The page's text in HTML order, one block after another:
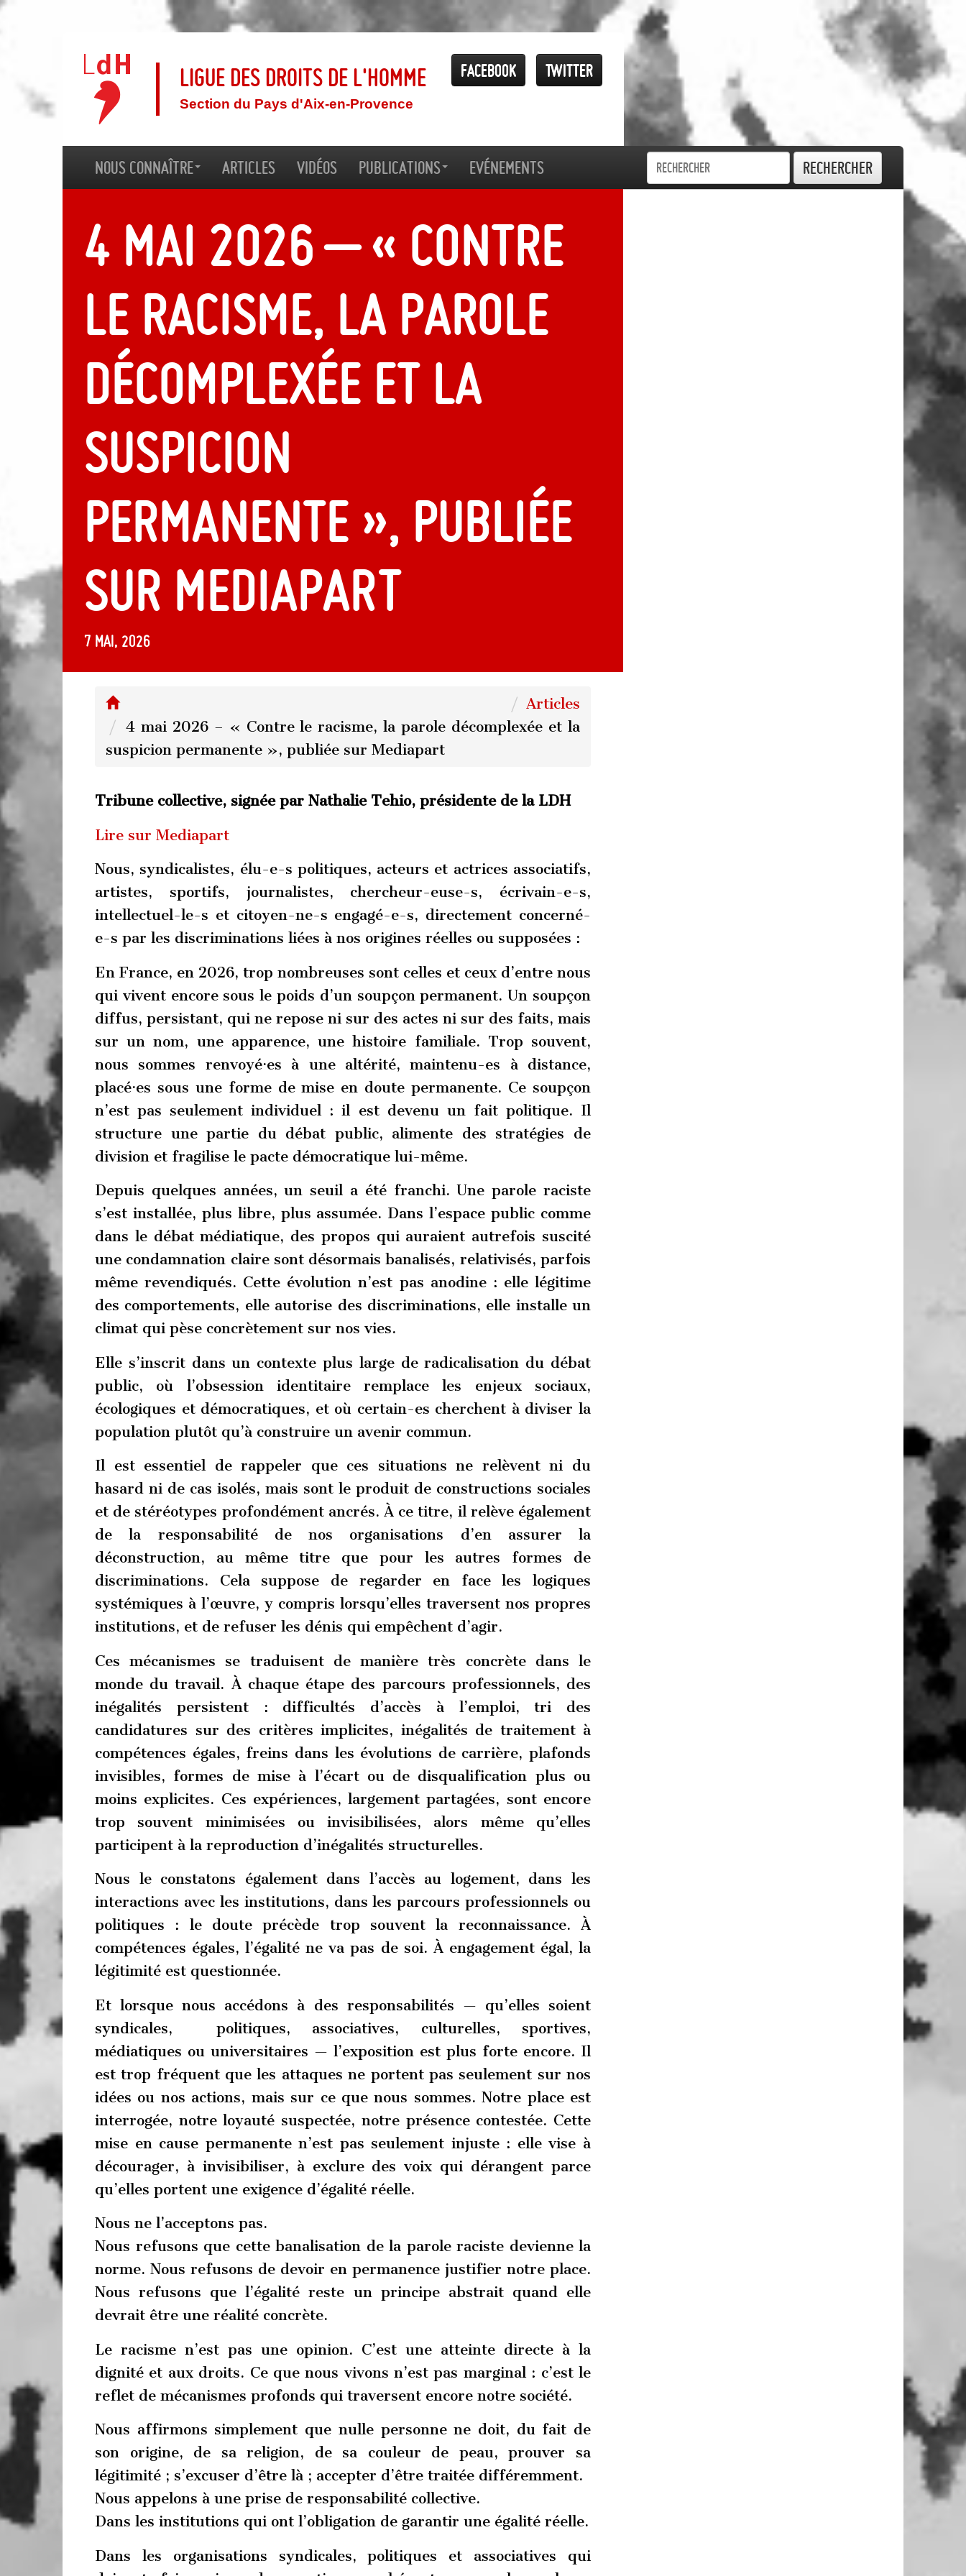
Twitter
Facebook
Ligue des droits de l'Homme
Section du Pays d'Aix-en-Provence
Nous connaître Articles Vidéos Publications Evénements Rechercher
4 mai 2026 – « Contre
le racisme, la parole
décomplexée et la
suspicion
permanente », publiée
sur Mediapart
7 mai, 2026
Articles
4 mai 2026 – « Contre le racisme, la parole décomplexée et la
suspicion permanente », publiée sur Mediapart
Tribune collective, signée par Nathalie Tehio, présidente de la LDH
Lire sur Mediapart
Nous, syndicalistes, élu-e-s politiques, acteurs et actrices associatifs,
artistes, sportifs, journalistes, chercheur-euse-s, écrivain-e-s,
intellectuel-le-s et citoyen-ne-s engagé-e-s, directement concerné-
e-s par les discriminations liées à nos origines réelles ou supposées :
En France, en 2026, trop nombreuses sont celles et ceux d’entre nous
qui vivent encore sous le poids d’un soupçon permanent. Un soupçon
diffus, persistant, qui ne repose ni sur des actes ni sur des faits, mais
sur un nom, une apparence, une histoire familiale. Trop souvent,
nous sommes renvoyé·es à une altérité, maintenu-es à distance,
placé·es sous une forme de mise en doute permanente. Ce soupçon
n’est pas seulement individuel : il est devenu un fait politique. Il
structure une partie du débat public, alimente des stratégies de
division et fragilise le pacte démocratique lui-même.
Depuis quelques années, un seuil a été franchi. Une parole raciste
s’est installée, plus libre, plus assumée. Dans l’espace public comme
dans le débat médiatique, des propos qui auraient autrefois suscité
une condamnation claire sont désormais banalisés, relativisés, parfois
même revendiqués. Cette évolution n’est pas anodine : elle légitime
des comportements, elle autorise des discriminations, elle installe un
climat qui pèse concrètement sur nos vies.
Elle s’inscrit dans un contexte plus large de radicalisation du débat
public, où l’obsession identitaire remplace les enjeux sociaux,
écologiques et démocratiques, et où certain-es cherchent à diviser la
population plutôt qu’à construire un avenir commun.
Il est essentiel de rappeler que ces situations ne relèvent ni du
hasard ni de cas isolés, mais sont le produit de constructions sociales
et de stéréotypes profondément ancrés. À ce titre, il relève également
de la responsabilité de nos organisations d’en assurer la
déconstruction, au même titre que pour les autres formes de
discriminations. Cela suppose de regarder en face les logiques
systémiques à l’œuvre, y compris lorsqu’elles traversent nos propres
institutions, et de refuser les dénis qui empêchent d’agir.
Ces mécanismes se traduisent de manière très concrète dans le
monde du travail. À chaque étape des parcours professionnels, des
inégalités persistent : difficultés d’accès à l’emploi, tri des
candidatures sur des critères implicites, inégalités de traitement à
compétences égales, freins dans les évolutions de carrière, plafonds
invisibles, formes de mise à l’écart ou de disqualification plus ou
moins explicites. Ces expériences, largement partagées, sont encore
trop souvent minimisées ou invisibilisées, alors même qu’elles
participent à la reproduction d’inégalités structurelles.
Nous le constatons également dans l’accès au logement, dans les
interactions avec les institutions, dans les parcours professionnels ou
politiques : le doute précède trop souvent la reconnaissance. À
compétences égales, l’égalité ne va pas de soi. À engagement égal, la
légitimité est questionnée.
Et lorsque nous accédons à des responsabilités — qu’elles soient
syndicales, politiques, associatives, culturelles, sportives,
médiatiques ou universitaires — l’exposition est plus forte encore. Il
est trop fréquent que les attaques ne portent pas seulement sur nos
idées ou nos actions, mais sur ce que nous sommes. Notre place est
interrogée, notre loyauté suspectée, notre présence contestée. Cette
mise en cause permanente n’est pas seulement injuste : elle vise à
décourager, à invisibiliser, à exclure des voix qui dérangent parce
qu’elles portent une exigence d’égalité réelle.
Nous ne l’acceptons pas.
Nous refusons que cette banalisation de la parole raciste devienne la
norme. Nous refusons de devoir en permanence justifier notre place.
Nous refusons que l’égalité reste un principe abstrait quand elle
devrait être une réalité concrète.
Le racisme n’est pas une opinion. C’est une atteinte directe à la
dignité et aux droits. Ce que nous vivons n’est pas marginal : c’est le
reflet de mécanismes profonds qui traversent encore notre société.
Nous affirmons simplement que nulle personne ne doit, du fait de
son origine, de sa religion, de sa couleur de peau, prouver sa
légitimité ; s’excuser d’être là ; accepter d’être traitée différemment.
Nous appelons à une prise de responsabilité collective.
Dans les institutions qui ont l’obligation de garantir une égalité réelle.
Dans les organisations syndicales, politiques et associatives qui